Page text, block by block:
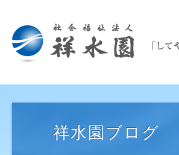
祥水園ブログ